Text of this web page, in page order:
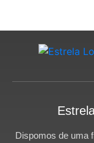
Dispomos de uma